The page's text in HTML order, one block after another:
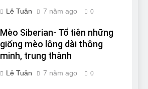
Lê Tuân 7 năm ago 0
Mèo Siberian- Tổ tiên những
giống mèo lông dài thông
minh, trung thành
Lê Tuân 7 năm ago 0